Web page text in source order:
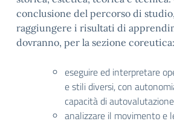
conclusione del percorso di
raggiungere i risultati di
dovranno, per la sezione coreutica:
eseguire ed interpretare
e stili diversi, con
capacità di
analizzare il movimento e